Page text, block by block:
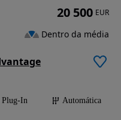
In
Automática
20 500 EUR
Dentro da média